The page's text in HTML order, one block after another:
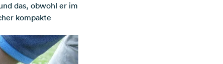
das, obwohl er im
kompakte